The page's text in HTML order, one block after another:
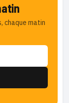
chaque matin